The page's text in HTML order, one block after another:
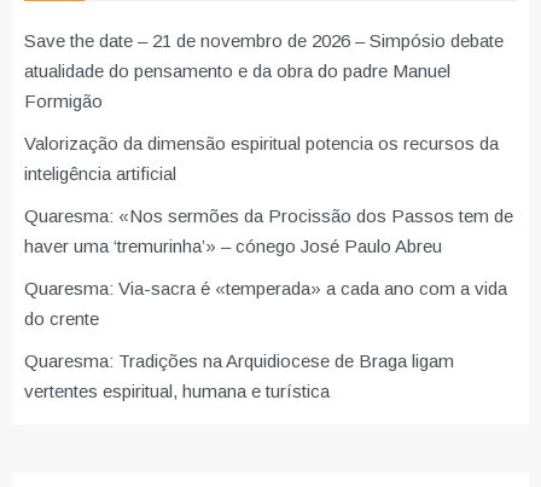
Save the date – 21 de novembro de 2026 – Simpósio debate
atualidade do pensamento e da obra do padre Manuel
Formigão
Valorização da dimensão espiritual potencia os recursos da
inteligência artificial
Quaresma: «Nos sermões da Procissão dos Passos tem de
haver uma ‘tremurinha’» – cónego José Paulo Abreu
Quaresma: Via-sacra é «temperada» a cada ano com a vida
do crente
Quaresma: Tradições na Arquidiocese de Braga ligam
vertentes espiritual, humana e turística